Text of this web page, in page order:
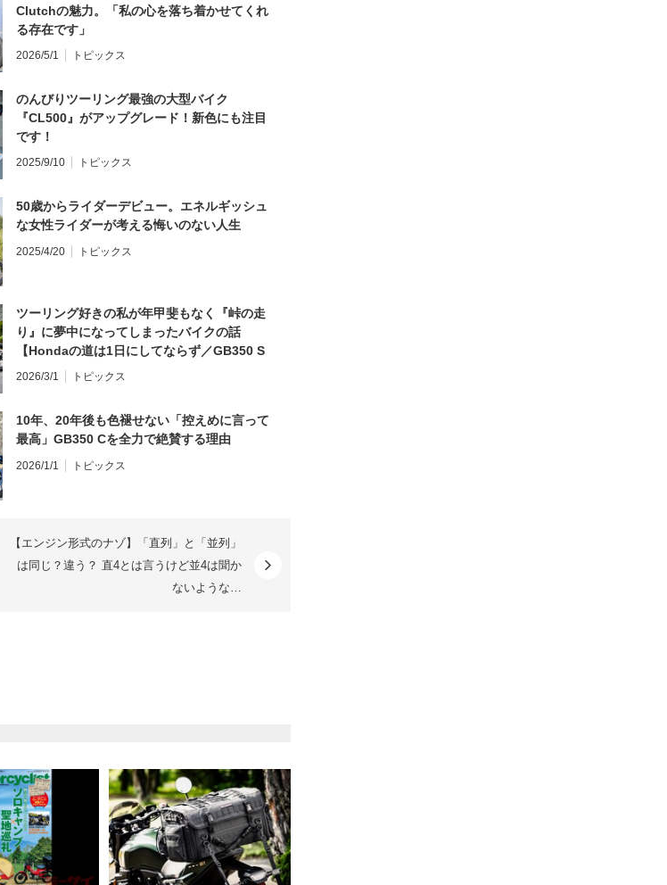
Clutchの魅力。「私の心を落ち着かせてくれ
る存在です」
2026/5/1 トピックス
のんびりツーリング最強の大型バイク
『CL500』がアップグレード！新色にも注目
です！
2025/9/10 トピックス
50歳からライダーデビュー。エネルギッシュ
な女性ライダーが考える悔いのない人生
2025/4/20 トピックス
ツーリング好きの私が年甲斐もなく『峠の走
り』に夢中になってしまったバイクの話
【Hondaの道は1日にしてならず／GB350 S
インプレ・レビュー 前編】
2026/3/1 トピックス
10年、20年後も色褪せない「控えめに言って
最高」GB350 Cを全力で絶賛する理由
2026/1/1 トピックス
【エンジン形式のナゾ】「直列」と「並列」
は同じ？違う？ 直4とは言うけど並4は聞か
ないような…